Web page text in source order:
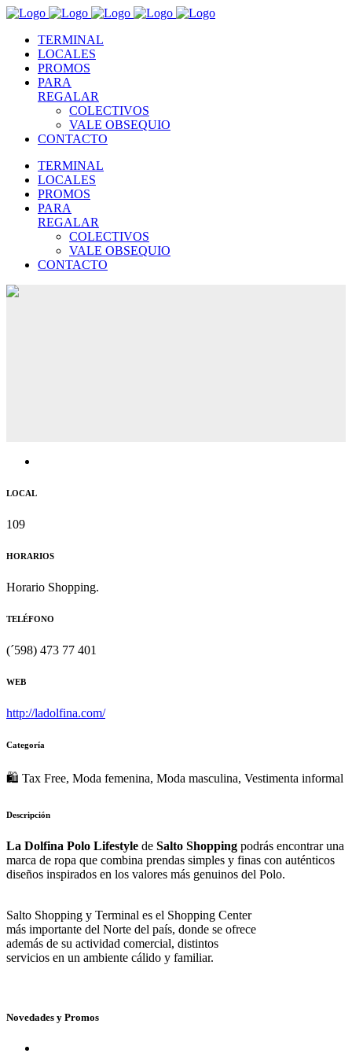
TERMINAL
LOCALES
PROMOS
PARA
REGALAR
COLECTIVOS
VALE OBSEQUIO
CONTACTO
TERMINAL
LOCALES
PROMOS
PARA
REGALAR
COLECTIVOS
VALE OBSEQUIO
CONTACTO
LOCAL
109
HORARIOS
Horario Shopping.
TELÉFONO
(´598) 473 77 401
WEB
http://ladolfina.com/
Categoría
🛍 Tax Free, Moda femenina, Moda masculina, Vestimenta informal
Descripción
La Dolfina Polo Lifestyle de Salto Shopping podrás encontrar una
marca de ropa que combina prendas simples y finas con auténticos
diseños inspirados en los valores más genuinos del Polo.
Salto Shopping y Terminal es el Shopping Center
más importante del Norte del país, donde se ofrece
además de su actividad comercial, distintos
servicios en un ambiente cálido y familiar.
Novedades y Promos